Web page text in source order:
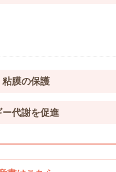
粘膜の保護
ー代謝を促進